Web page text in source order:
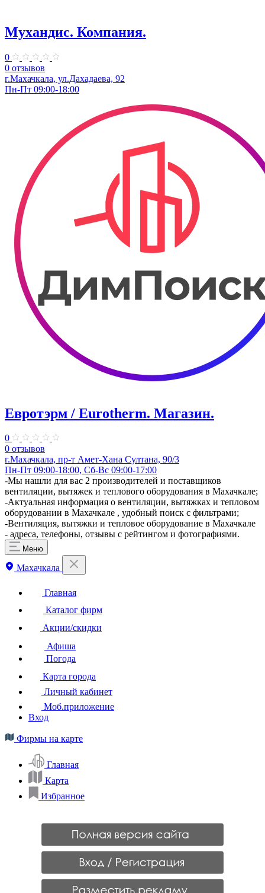
Мухандис. Компания.
0
0 отзывов
г.Махачкала, ул.Дахадаева, 92
Пн-Пт 09:00-18:00
Евротэрм / Eurotherm. ​Магазин.
0
0 отзывов
г.Махачкала, пр-т Амет-Хана Султана, 90/3
Пн-Пт 09:00-18:00, Сб-Вс 09:00-17:00
​-Мы нашли для вас 2 производителей и поставщиков
вентиляции, вытяжек и теплового оборудования в Махачкале;
-Актуальная информация о вентиляции, вытяжках и тепловом
оборудовании в Махачкале , удобный поиск с фильтрами;
-Вентиляция, вытяжки и тепловое оборудование в Махачкале
- адреса, телефоны, отзывы с рейтингом и фотографиями.
Меню
Махачкала
Главная
Каталог фирм
Акции/скидки
Афиша
Погода
Карта города
Личный кабинет
Моб.приложение
Вход
Фирмы на карте
Главная
Карта
Избранное